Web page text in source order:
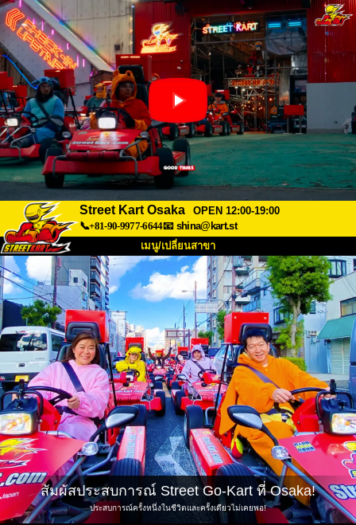
Street Kart Osaka
OPEN 12:00-19:00
📞+81-90-9977-6644📧 shina@kart.st
เมนู/เปลี่ยนสาขา
หน้าแรก
เกี่ยวกับ สเปค ราคา
การเข้าถึง เสียงจากผู้ใช้ คำถามที่พบบ่อย
บริษัท การจอง
เปลี่ยนสาขา
Tokyo Shinagawa Tokyo Akihabara#1
Tokyo Akihabara#2 Tokyo Shibuya
Tokyo Shibuya Annex Tokyo Bay
Tokyo Asakusa Osaka
Okinawa
สัมผัสประสบการณ์ Street Go-Kart ที่ Osaka!
ประสบการณ์ครั้งหนึ่งในชีวิตและครั้งเดียวไม่เคยพอ!